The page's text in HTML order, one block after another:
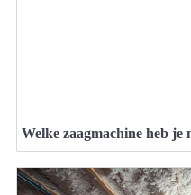
Welke zaagmachine heb